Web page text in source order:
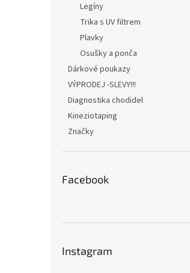
Legíny
Trika s UV filtrem
Plavky
Osušky a ponča
Dárkové poukazy
VÝPRODEJ -SLEVY!!!
Diagnostika chodidel
Kineziotaping
Značky
Facebook
Instagram